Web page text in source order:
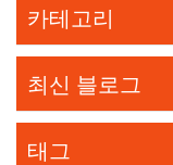
카테고리
최신 블로그
태그